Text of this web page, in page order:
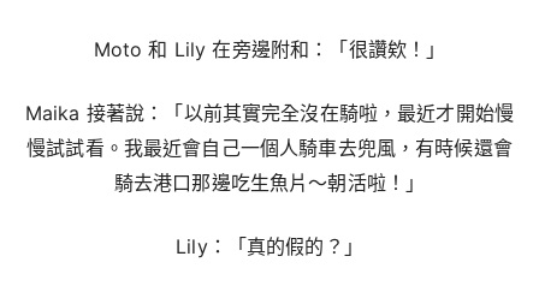
Moto 和 Lily 在旁邊附和：「很讚欸！」
Maika 接著說：「以前其實完全沒在騎啦，最近才開始慢
慢試試看。我最近會自己一個人騎車去兜風，有時候還會
騎去港口那邊吃生魚片～朝活啦！」
Lily：「真的假的？」